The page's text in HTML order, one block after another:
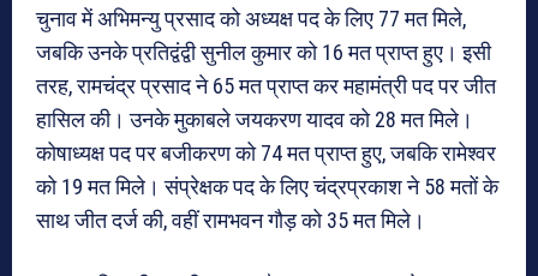
चुनाव में अभिमन्यु प्रसाद को अध्यक्ष पद के लिए 77 मत मिले,
जबकि उनके प्रतिद्वंद्वी सुनील कुमार को 16 मत प्राप्त हुए। इसी
तरह, रामचंद्र प्रसाद ने 65 मत प्राप्त कर महामंत्री पद पर जीत
हासिल की। उनके मुकाबले जयकरण यादव को 28 मत मिले।
कोषाध्यक्ष पद पर बजीकरण को 74 मत प्राप्त हुए, जबकि रामेश्वर
को 19 मत मिले। संप्रेक्षक पद के लिए चंद्रप्रकाश ने 58 मतों के
साथ जीत दर्ज की, वहीं रामभवन गौड़ को 35 मत मिले।